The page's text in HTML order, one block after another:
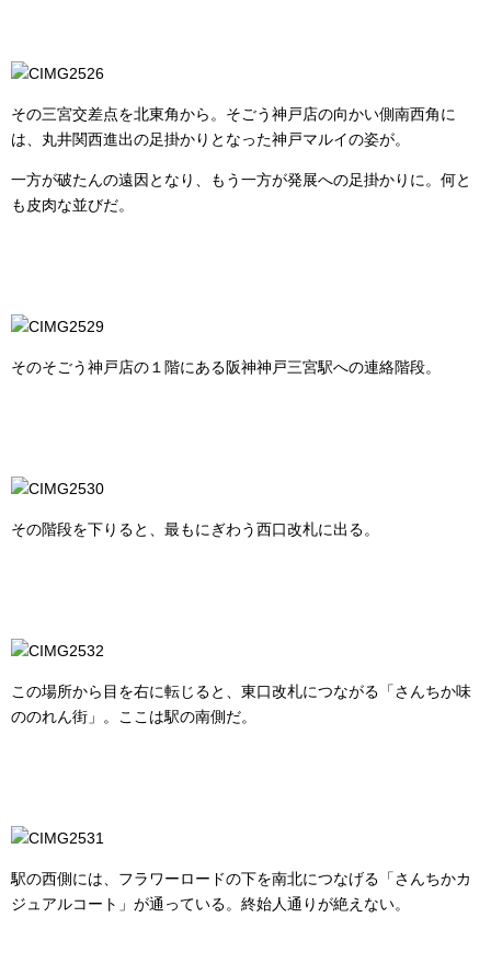
その三宮交差点を北東角から。そごう神戸店の向かい側南西角に
は、丸井関西進出の足掛かりとなった神戸マルイの姿が。
一方が破たんの遠因となり、もう一方が発展への足掛かりに。何と
も皮肉な並びだ。
そのそごう神戸店の１階にある阪神神戸三宮駅への連絡階段。
その階段を下りると、最もにぎわう西口改札に出る。
この場所から目を右に転じると、東口改札につながる「さんちか味
ののれん街」。ここは駅の南側だ。
駅の西側には、フラワーロードの下を南北につなげる「さんちかカ
ジュアルコート」が通っている。終始人通りが絶えない。